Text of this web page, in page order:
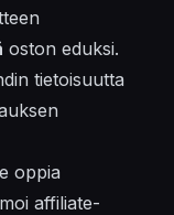
oston eduksi.
tietoisuutta
oppia
affiliate-